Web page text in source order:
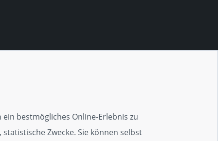
bestmögliches Online-Erlebnis zu
Zwecke. Sie können selbst